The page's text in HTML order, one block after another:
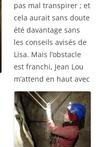
pas mal transpirer ; et
cela aurait sans doute
été davantage sans
les conseils avisés de
Lisa. Mais l’obstacle
est franchi, Jean Lou
m’attend en haut avec